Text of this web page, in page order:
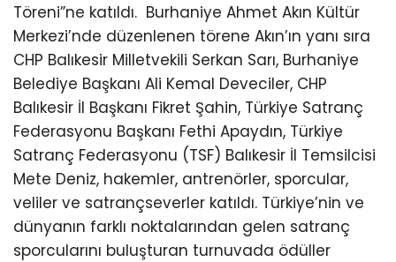
Töreni”ne katıldı. Burhaniye Ahmet Akın Kültür
Merkezi’nde düzenlenen törene Akın’ın yanı sıra
CHP Balıkesir Milletvekili Serkan Sarı, Burhaniye
Belediye Başkanı Ali Kemal Deveciler, CHP
Balıkesir İl Başkanı Fikret Şahin, Türkiye Satranç
Federasyonu Başkanı Fethi Apaydın, Türkiye
Satranç Federasyonu (TSF) Balıkesir İl Temsilcisi
Mete Deniz, hakemler, antrenörler, sporcular,
veliler ve satrançseverler katıldı. Türkiye’nin ve
dünyanın farklı noktalarından gelen satranç
sporcularını buluşturan turnuvada ödüller